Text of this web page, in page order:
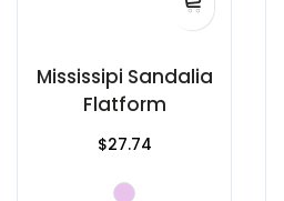
Mississipi Sandalia
Flatform
$27.74